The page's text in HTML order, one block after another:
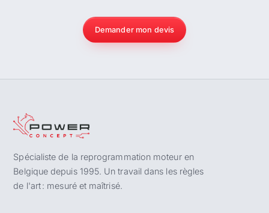
Demander mon devis
Spécialiste de la reprogrammation moteur en
Belgique depuis 1995. Un travail dans les règles
de l'art : mesuré et maîtrisé.